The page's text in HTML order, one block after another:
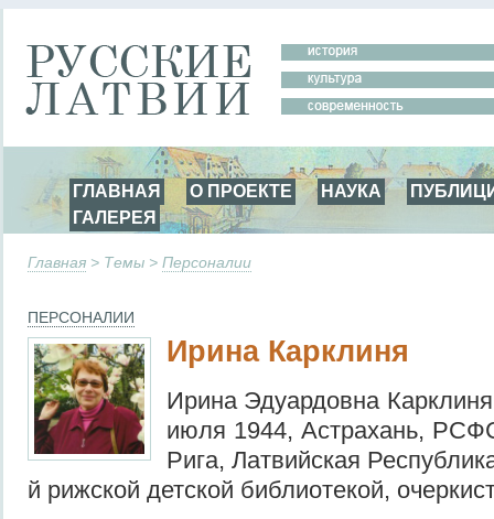
ГЛАВНАЯ О ПРОЕКТЕ НАУКА
ГАЛЕРЕЯ
Главная > Темы > Персоналии
ПЕРСОНАЛИИ
Ирина Карклиня
Ирина Эдуардовна
июля 1944, Астрахань,
Рига, Латвийская
й рижской детской библиотекой,